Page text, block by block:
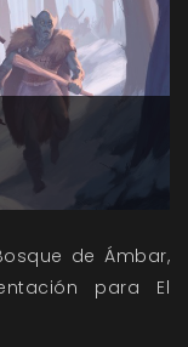
de Ámbar,
para El